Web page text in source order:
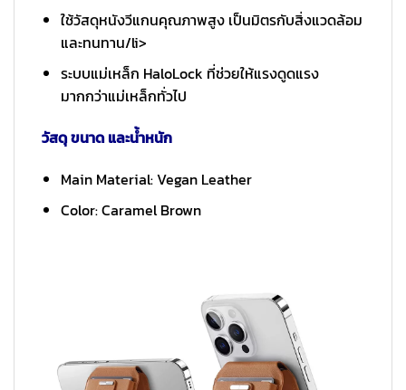
ใช้วัสดุหนังวีแกนคุณภาพสูง เป็นมิตรกับสิ่งแวดล้อม
และทนทาน/li>
ระบบแม่เหล็ก HaloLock ที่ช่วยให้แรงดูดแรง
มากกว่าแม่เหล็กทั่วไป
วัสดุ ขนาด และน้ำหนัก
Main Material: Vegan Leather
Color: Caramel Brown